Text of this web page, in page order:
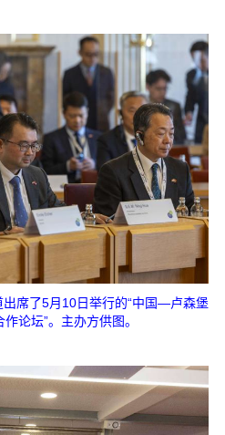
席了5月10日举行的“中国—卢森堡
论坛”。主办方供图。